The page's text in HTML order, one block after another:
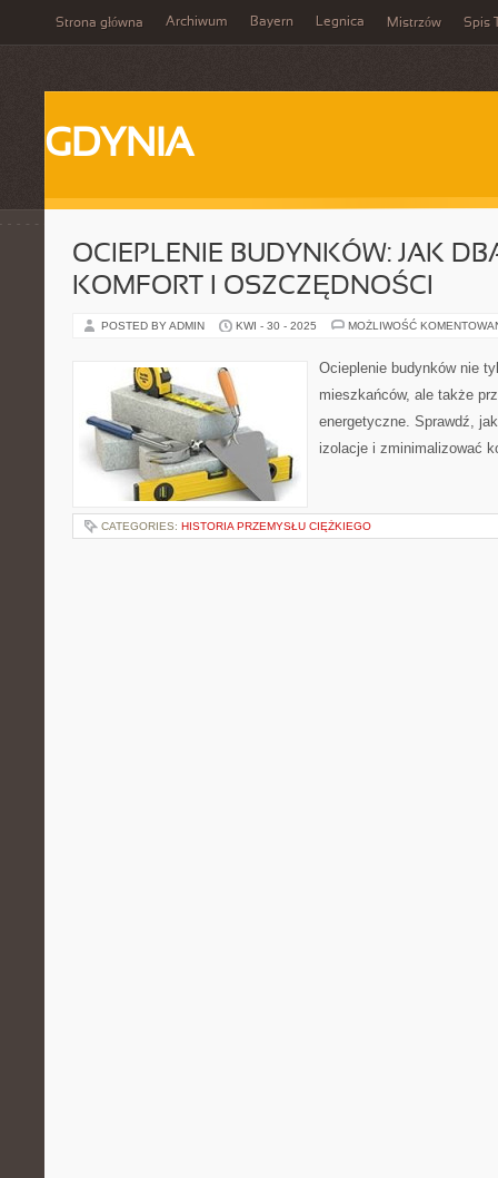
Strona główna Archiwum Bayern Legnica Mistrzów Spis
GDYNIA
OCIEPLENIE BUDYNKÓW: JAK
KOMFORT I OSZCZĘDNOŚCI
POSTED BY ADMIN KWI - 30 - 2025 MOŻLIWOŚĆ
Ocieplenie budynków nie
mieszkańców, ale także
energetyczne. Sprawdź,
izolacje i zminimalizować
CATEGORIES: HISTORIA PRZEMYSŁU CIĘŻKIEGO